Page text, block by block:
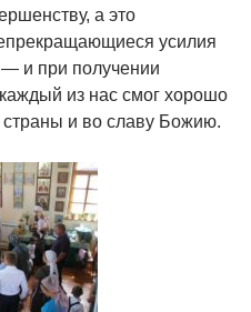
а это
усилия
и при получении
из нас смог хорошо
страны и во славу Божию.